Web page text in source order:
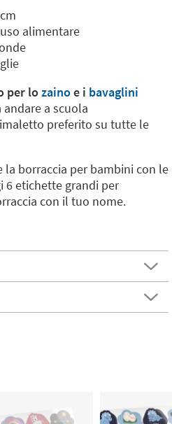
alimentare
per lozainoe i bavaglini
a scuola
preferito su tutte le
la borraccia per bambini con le
6 etichette grandi per
con il tuo nome.